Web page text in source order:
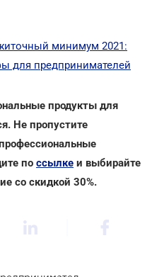
минимум 2021:
для предпринимателей
продукты для
Не пропустите
по ссылке и выбирайте
со скидкой 30%.